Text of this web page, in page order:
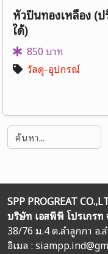
หัวปืนทองเหลือง (
ได้)
850 บาท
วัสดุ-อุปกรณ์
SPP PROGREAT
บริษัท เอสพีพี โปรเกรท
38/76 ม.4 ต.ลำลูกกา อ
อิเมล :